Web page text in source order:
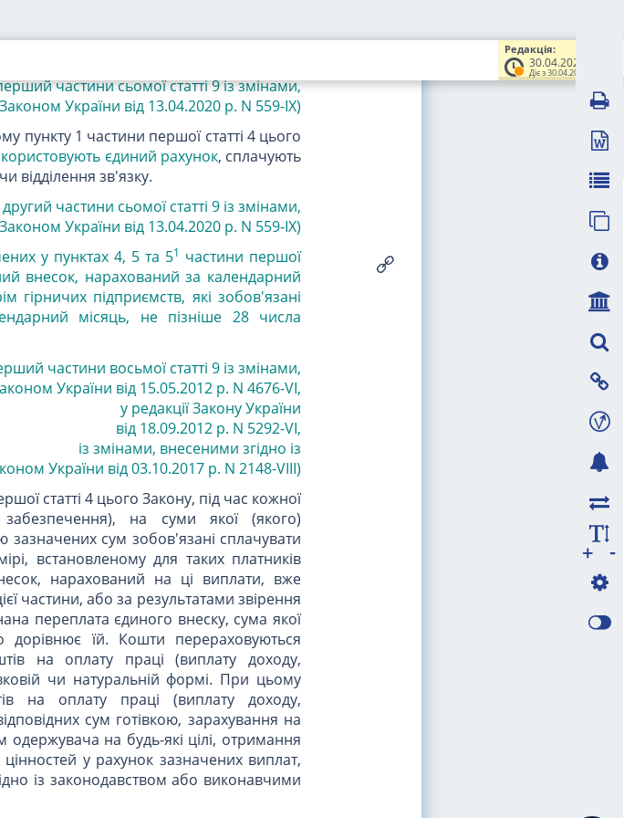
Редакція:
30.04.2022
Діє з 30.04.2022
платником безготівкових коштів з його
частини сьомої статті 9 із змінами,
України від 13.04.2020 р. N 559-IX)
пункту 1 частини першої статті 4 цього
єдиний рахунок, сплачують
відділення зв'язку.
частини сьомої статті 9 із змінами,
України від 13.04.2020 р. N 559-IX)
у пунктах 4, 5 та 51 частини першої
внесок, нарахований за календарний
гірничих підприємств, які зобов'язані
місяць, не пізніше 28 числа
частини восьмої статті 9 із змінами,
України від 15.05.2012 р. N 4676-VI,
у редакції Закону України
від 18.09.2012 р. N 5292-VI,
із змінами, внесеними згідно із
України від 03.10.2017 р. N 2148-VIII)
статті 4 цього Закону, під час кожної
на суми якої (якого)
сум зобов'язані сплачувати
встановленому для таких платників
нарахований на ці виплати, вже
частини, або за результатами звірення
переплата єдиного внеску, сума якої
дорівнює їй. Кошти перераховуються
на оплату праці (виплату доходу,
чи натуральній формі. При цьому
на оплату праці (виплату доходу,
сум готівкою, зарахування на
на будь-які цілі, отримання
у рахунок зазначених виплат,
із законодавством або виконавчими
-
+